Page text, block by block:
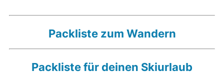
Packliste zum Wandern
Packliste für deinen Skiurlaub